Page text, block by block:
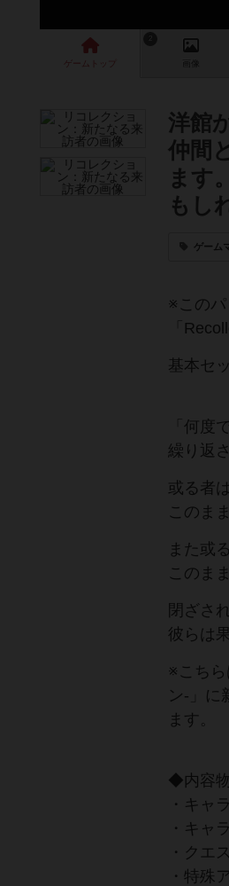
ゲーム 画像
洋館
仲間
ます
もし
ゲーム
※このパ
「
基本セ
「何度
繰り返
或る者
このま
また或
このま
閉ざさ
彼らは
※こちら
ン‐」
ます。
◆内容物
・キャ
・キャ
・クエ
・特殊